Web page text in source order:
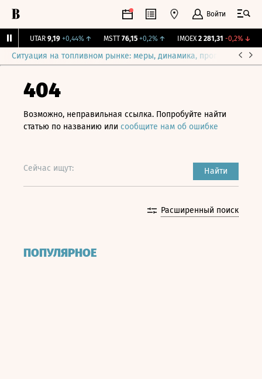
Войти
UTAR 9,19 +0,44%↑ MSTT 76,15 +0,2%↑ IMOEX 2 281,31 -0,2%↓
Ситуация на топливном рынке: меры, динамика, прогнозы
404
Возможно, неправильная ссылка. Попробуйте найти
статью по названию или сообщите нам об ошибке
Сейчас ищут: Найти
Расширенный поиск
ПОПУЛЯРНОЕ